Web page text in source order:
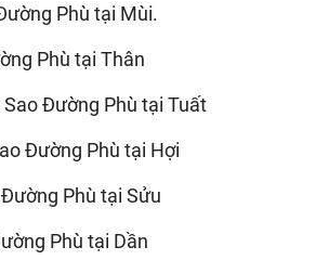
Phù tại Mùi.
Phù tại Thân
Đường Phù tại Tuất
Đường Phù tại Hợi
Phù tại Sửu
Phù tại Dần